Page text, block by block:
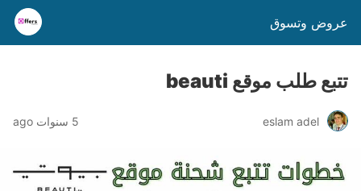
عروض وتسوق
تتبع طلب موقع beauti
eslam adel 5 سنوات ago